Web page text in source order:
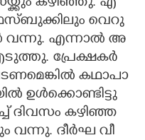
​വെ​റു​
​വ​ന്നു.​ ​എ​ന്നാ​ൽ​ ​അ​
​എ​ടു​ത്തു.​ ​പ്രേ​ക്ഷ​ക​ർ​
​ക​ഥാ​പാ​
​ഉ​ൾ​ക്കൊ​ണ്ടി​ട്ടു​
​ദി​വ​സം​ ​ക​ഴി​ഞ്ഞ​
​വ​ന്നു.​ ​ദീ​ർ​ഘ​ ​വീ​